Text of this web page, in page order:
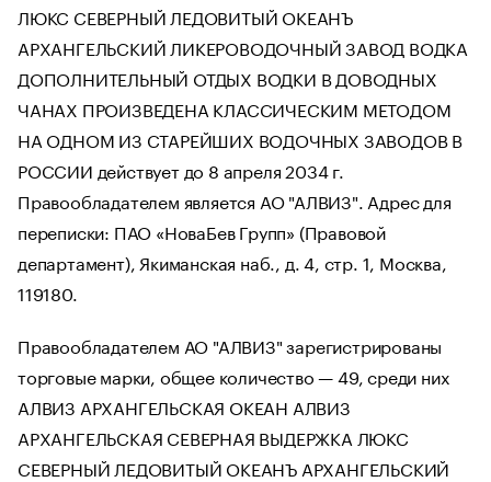
ЛЮКС СЕВЕРНЫЙ ЛЕДОВИТЫЙ ОКЕАНЪ
АРХАНГЕЛЬСКИЙ ЛИКЕРОВОДОЧНЫЙ ЗАВОД ВОДКА
ДОПОЛНИТЕЛЬНЫЙ ОТДЫХ ВОДКИ В ДОВОДНЫХ
ЧАНАХ ПРОИЗВЕДЕНА КЛАССИЧЕСКИМ МЕТОДОМ
НА ОДНОМ ИЗ СТАРЕЙШИХ ВОДОЧНЫХ ЗАВОДОВ В
РОССИИ действует до 8 апреля 2034 г.
Правообладателем является АО "АЛВИЗ". Адрес для
переписки: ПАО «НоваБев Групп» (Правовой
департамент), Якиманская наб., д. 4, стр. 1, Москва,
119180.
Правообладателем АО "АЛВИЗ" зарегистрированы
торговые марки, общее количество — 49, среди них
АЛВИЗ АРХАНГЕЛЬСКАЯ ОКЕАН АЛВИЗ
АРХАНГЕЛЬСКАЯ СЕВЕРНАЯ ВЫДЕРЖКА ЛЮКС
СЕВЕРНЫЙ ЛЕДОВИТЫЙ ОКЕАНЪ АРХАНГЕЛЬСКИЙ